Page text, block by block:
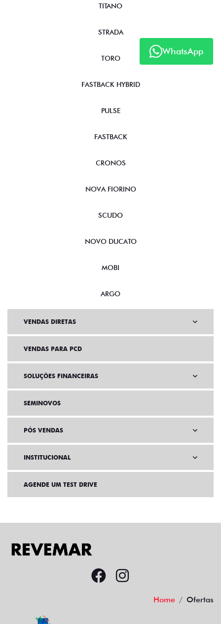
WhatsApp
TITANO
STRADA
TORO
FASTBACK HYBRID
PULSE
FASTBACK
CRONOS
NOVA FIORINO
SCUDO
NOVO DUCATO
MOBI
ARGO
VENDAS DIRETAS
VENDAS PARA PCD
SOLUÇÕES FINANCEIRAS
SEMINOVOS
PÓS VENDAS
INSTITUCIONAL
AGENDE UM TEST DRIVE
Home Ofertas